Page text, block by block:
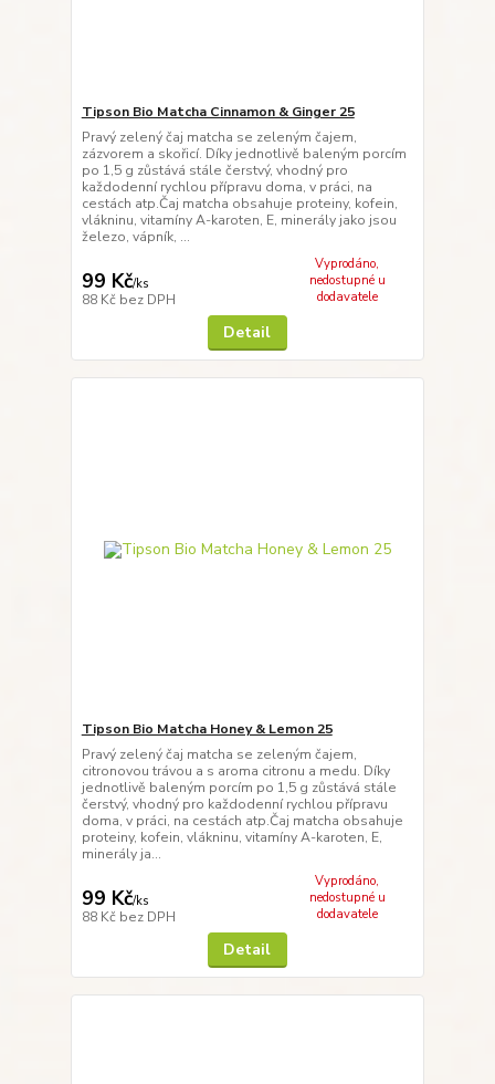
Tipson Bio Matcha Cinnamon & Ginger 25
Pravý zelený čaj matcha se zeleným čajem,
zázvorem a skořicí. Díky jednotlivě baleným porcím
po 1,5 g zůstává stále čerstvý, vhodný pro
každodenní rychlou přípravu doma, v práci, na
cestách atp.Čaj matcha obsahuje proteiny, kofein,
vlákninu, vitamíny A-karoten, E, minerály jako jsou
železo, vápník, ...
99 Kč/ks
88 Kč bez DPH
Vyprodáno,
nedostupné u
dodavatele
Detail
Tipson Bio Matcha Honey & Lemon 25
Pravý zelený čaj matcha se zeleným čajem,
citronovou trávou a s aroma citronu a medu. Díky
jednotlivě baleným porcím po 1,5 g zůstává stále
čerstvý, vhodný pro každodenní rychlou přípravu
doma, v práci, na cestách atp.Čaj matcha obsahuje
proteiny, kofein, vlákninu, vitamíny A-karoten, E,
minerály ja...
99 Kč/ks
88 Kč bez DPH
Vyprodáno,
nedostupné u
dodavatele
Detail